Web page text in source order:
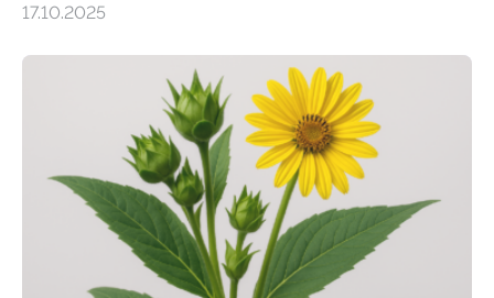
Insektenbiotechnologie der JLU Insekten spielen eine
aber Krankheiten übertragen und der Landwirtschaft
und dem Gartenbau erhebliche Schäden zufügen. Es ist
daher entscheidend, Schadinsekten effektiv zu
bekämpfen, während gleichzeitig nützliche Insekten
erhalten bleiben. An der Justus-Liebig-Universität
Gießen (JLU) erforscht die Arbeitsgruppe von Prof. Dr.
Marc F. Schetelig am Institut für
Insektenbiotechnologie neue biologische und
biotechnologische Verfahren zur…
17.10.2025